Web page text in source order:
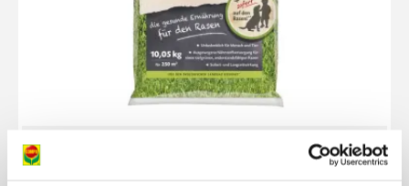
COMPO BIO Natúr Gyeptrágya